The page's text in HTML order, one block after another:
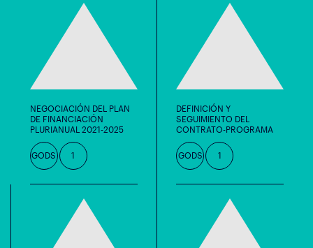
NEGOCIACIÓN DEL PLAN
DE FINANCIACIÓN
PLURIANUAL 2021-2025
GODS 1
DEFINICIÓN Y
SEGUIMIENTO DEL
CONTRATO-PROGRAMA
GODS 1